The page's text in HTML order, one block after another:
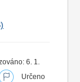
6. 1.
Určeno